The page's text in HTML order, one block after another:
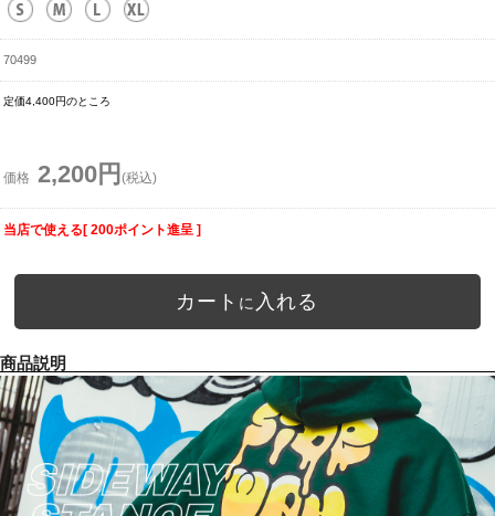
70499
定価4,400円のところ
価格 2,200円 (税込)
当店で使える[ 200ポイント進呈 ]
カート に 入れる
商品説明